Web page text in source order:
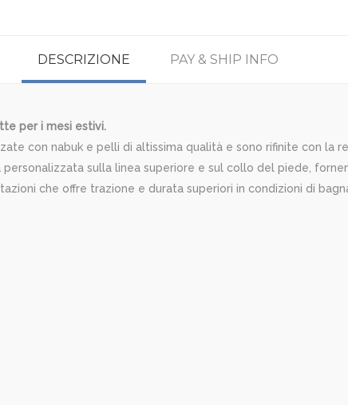
DESCRIZIONE PAY & SHIP INFO
per i mesi estivi.
con nabuk e pelli di altissima qualità e sono rifinite con la
sulla linea superiore e sul collo del piede,
che offre trazione e durata superiori in condizioni di